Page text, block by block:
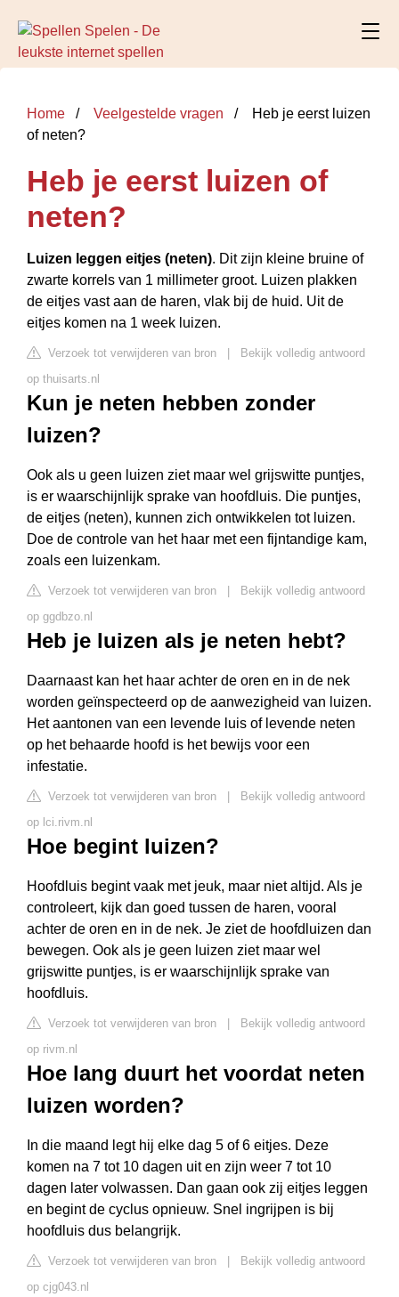
Home Veelgestelde vragen
Heb je eerst luizen
of neten?
Heb je eerst luizen of
neten?
Luizen leggen eitjes (neten). Dit zijn kleine bruine of
zwarte korrels van 1 millimeter groot. Luizen plakken
de eitjes vast aan de haren, vlak bij de huid. Uit de
eitjes komen na 1 week luizen.
Verzoek tot verwijderen van bron
Bekijk volledig antwoord
op thuisarts.nl
Kun je neten hebben zonder
luizen?
Ook als u geen luizen ziet maar wel grijswitte puntjes,
is er waarschijnlijk sprake van hoofdluis. Die puntjes,
de eitjes (neten), kunnen zich ontwikkelen tot luizen.
Doe de controle van het haar met een fijntandige kam,
zoals een luizenkam.
Verzoek tot verwijderen van bron
Bekijk volledig antwoord
op ggdbzo.nl
Heb je luizen als je neten hebt?
Daarnaast kan het haar achter de oren en in de nek
worden geïnspecteerd op de aanwezigheid van luizen.
Het aantonen van een levende luis of levende neten
op het behaarde hoofd is het bewijs voor een
infestatie.
Verzoek tot verwijderen van bron
Bekijk volledig antwoord
op lci.rivm.nl
Hoe begint luizen?
Hoofdluis begint vaak met jeuk, maar niet altijd. Als je
controleert, kijk dan goed tussen de haren, vooral
achter de oren en in de nek. Je ziet de hoofdluizen dan
bewegen. Ook als je geen luizen ziet maar wel
grijswitte puntjes, is er waarschijnlijk sprake van
hoofdluis.
Verzoek tot verwijderen van bron
Bekijk volledig antwoord
op rivm.nl
Hoe lang duurt het voordat neten
luizen worden?
In die maand legt hij elke dag 5 of 6 eitjes. Deze
komen na 7 tot 10 dagen uit en zijn weer 7 tot 10
dagen later volwassen. Dan gaan ook zij eitjes leggen
en begint de cyclus opnieuw. Snel ingrijpen is bij
hoofdluis dus belangrijk.
Verzoek tot verwijderen van bron
Bekijk volledig antwoord
op cjg043.nl